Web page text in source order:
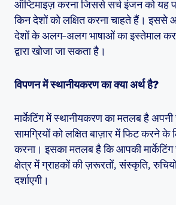
ऑप्टिमाइज़ करना जिससे सर्च इंजन को
किन देशों को लक्षित करना चाहते हैं।
देशों के अलग-अलग भाषाओं का इस्तेमाल
द्वारा खोजा जा सकता है।
विपणन में स्थानीयकरण का क्या अर्थ है?
मार्केटिंग में स्थानीयकरण का मतलब है अपनी
सामग्रियों को लक्षित बाज़ार में फिट करने
करना। इसका मतलब है कि आपकी मार्केटिंग
क्षेत्र में ग्राहकों की ज़रूरतों, संस्कृति,
दर्शाएगी।